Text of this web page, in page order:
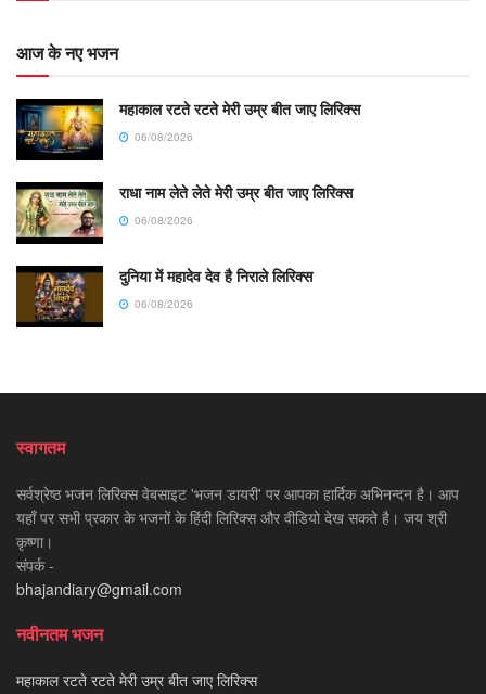
आज के नए भजन
महाकाल रटते रटते मेरी उम्र बीत जाए लिरिक्स
06/08/2026
राधा नाम लेते लेते मेरी उम्र बीत जाए लिरिक्स
06/08/2026
दुनिया में महादेव देव है निराले लिरिक्स
06/08/2026
स्वागतम
सर्वश्रेष्ठ भजन लिरिक्स वेबसाइट 'भजन डायरी' पर आपका हार्दिक अभिनन्दन है। आप
यहाँ पर सभी प्रकार के भजनों के हिंदी लिरिक्स और वीडियो देख सकते है। जय श्री
कृष्णा।
संपर्क -
bhajandiary@gmail.com
नवीनतम भजन
महाकाल रटते रटते मेरी उम्र बीत जाए लिरिक्स